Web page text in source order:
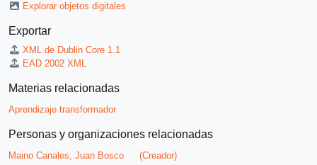
Explorar objetos digitales
Exportar
XML de Dublin Core 1.1
EAD 2002 XML
Materias relacionadas
Aprendizaje transformador
Personas y organizaciones relacionadas
Maino Canales, Juan Bosco (Creador)